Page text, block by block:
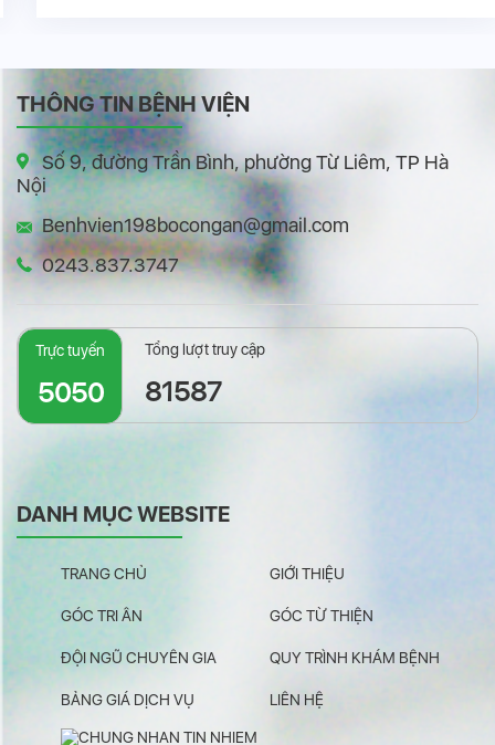
THÔNG TIN BỆNH VIỆN
Số 9, đường Trần Bình, phường Từ Liêm, TP Hà
Nội
Benhvien198bocongan@gmail.com
0243.837.3747
Trực tuyến
5050
Tổng lượt truy cập
81587
DANH MỤC WEBSITE
TRANG CHỦ GIỚI THIỆU
GÓC TRI ÂN GÓC TỪ THIỆN
ĐỘI NGŨ CHUYÊN GIA QUY TRÌNH KHÁM BỆNH
BẢNG GIÁ DỊCH VỤ LIÊN HỆ